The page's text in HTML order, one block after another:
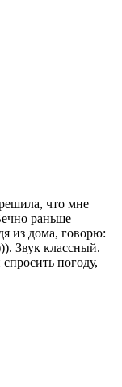
что мне
раньше
из дома, говорю:
Звук классный.
погоду,